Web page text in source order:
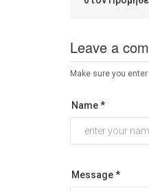
Leave a
Make sure you
Name *
Message *